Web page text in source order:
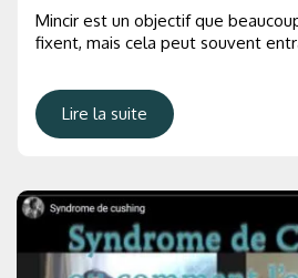
Mincir est un objectif que
fixent, mais cela peut souvent
Lire la suite